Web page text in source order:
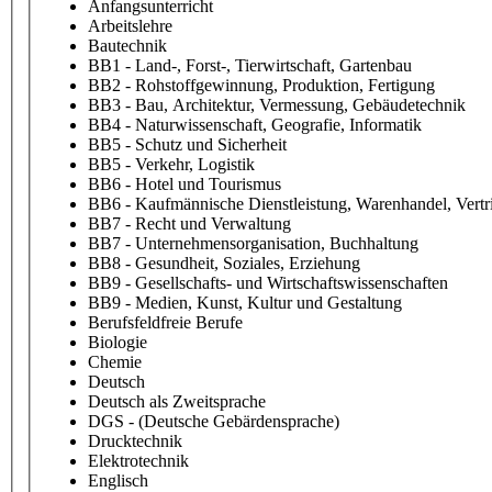
Anfangsunterricht
Arbeitslehre
Bautechnik
BB1 - Land-, Forst-, Tierwirtschaft, Gartenbau
BB2 - Rohstoffgewinnung, Produktion, Fertigung
BB3 - Bau, Architektur, Vermessung, Gebäudetechnik
BB4 - Naturwissenschaft, Geografie, Informatik
BB5 - Schutz und Sicherheit
BB5 - Verkehr, Logistik
BB6 - Hotel und Tourismus
BB6 - Kaufmännische Dienstleistung, Warenhandel,
BB7 - Recht und Verwaltung
BB7 - Unternehmensorganisation, Buchhaltung
BB8 - Gesundheit, Soziales, Erziehung
BB9 - Gesellschafts- und Wirtschaftswissenschaften
BB9 - Medien, Kunst, Kultur und Gestaltung
Berufsfeldfreie Berufe
Biologie
Chemie
Deutsch
Deutsch als Zweitsprache
DGS - (Deutsche Gebärdensprache)
Drucktechnik
Elektrotechnik
Englisch